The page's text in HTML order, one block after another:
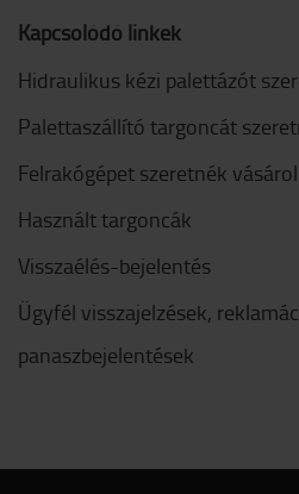
Kapcsolódó linkek
Hidraulikus kézi palettázót
Palettaszállító targoncát
Felrakógépet szeretnék
Használt targoncák
Visszaélés-bejelentés
Ügyfél visszajelzések,
panaszbejelentések